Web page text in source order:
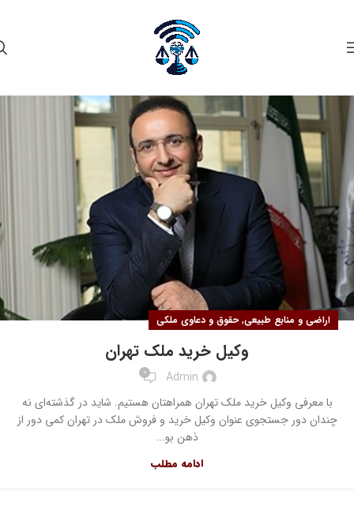
اراضی و منابع طبیعی,حقوق و دعاوی ملکی
وکیل خرید ملک تهران
Admin
0
با معرفی وکیل خرید ملک تهران همراهتان هستیم. شاید در گذشته‌ای نه
چندان دور جستجوی عنوان وکیل خرید و فروش ملک در تهران کمی دور از
ذهن بو...
ادامه مطلب